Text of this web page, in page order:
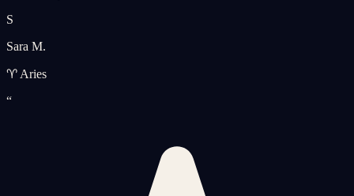
S
Sara M.
♈ Aries
“